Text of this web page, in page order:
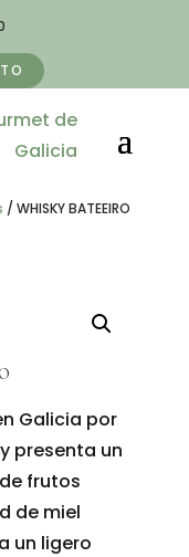
/WHISKY BATEEIRO
Galicia por
presenta un
frutos
de miel
un ligero